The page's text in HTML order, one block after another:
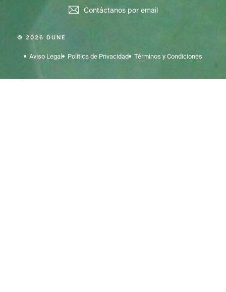
Contáctanos por email
© 2026 DUNE
Aviso Legal Política de Privacidad Términos y Condiciones